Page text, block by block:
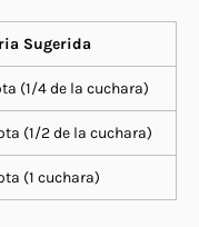
Sugerida
(1/4 de la cuchara)
(1/2 de la cuchara)
(1 cuchara)